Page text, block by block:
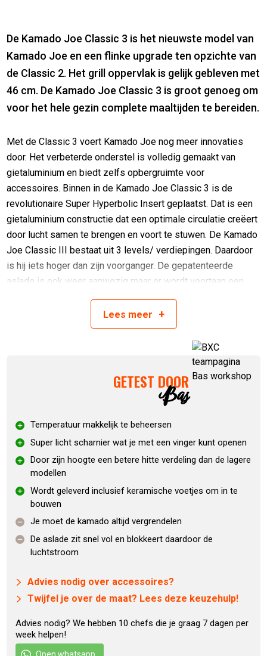
De Kamado Joe Classic 3 is het nieuwste model van
Kamado Joe en een flinke upgrade ten opzichte van
de Classic 2. Het grill oppervlak is gelijk gebleven met
46 cm. De Kamado Joe Classic 3 is groot genoeg om
voor het hele gezin complete maaltijden te bereiden.
Met de Classic 3 voert Kamado Joe nog meer innovaties
door. Het verbeterde onderstel is volledig gemaakt van
gietaluminium en biedt zelfs opbergruimte voor
accessoires. Binnen in de Kamado Joe Classic 3 is de
revolutionaire Super Hyperbolic Insert geplaatst. Dat is een
gietaluminium constructie dat een optimale circulatie creëert
door lucht samen te brengen en voort te stuwen. De Kamado
Joe Classic III bestaat uit 3 levels/ verdiepingen. Daardoor
is hij iets hoger dan zijn voorganger. De gepatenteerde
aslade is ook weer aanwezig maar er wordt voortaan een
Ash Basket standaard meegeleverd. Hierdoor wordt het
schoonmaken van jouw Kamado Joe nog gemakkelijker.
weer terug te vinden in de Kamado Joe Classic 3. Dit
kooksysteem zorgt er voor dat je verschillende
bereidingsmethodes tegelijk kunt toepassen omdat alle
roosters gehalveerd zijn. De hoogwaardige keramische
de warmte goed wordt vastgehouden en maakt een perfecte
temperatuurbeheersing mogelijk.
Specificaties
Afmetingen: 119,5 x 128 x 76.7 cm (BxHxD)
Grillrooster: 46 cm
Gewicht: 128 kg
Super Hyperbolic Insert (verbeterd en accelereert de
luchtcirculatie)
Ash Basket
Divide & Conquer Flexible Cooking System:
Lees meer +
GETEST DOOR
Bas
Temperatuur makkelijk te beheersen
Super licht scharnier wat je met een vinger kunt openen
Door zijn hoogte een betere hitte verdeling dan de lagere
modellen
Wordt geleverd inclusief keramische voetjes om in te
bouwen
Je moet de kamado altijd vergrendelen
De aslade zit snel vol en blokkeert daardoor de
luchtstroom
Advies nodig over accessoires?
Twijfel je over de maat? Lees deze keuzehulp!
Advies nodig? We hebben 10 chefs die je graag 7 dagen per
week helpen!